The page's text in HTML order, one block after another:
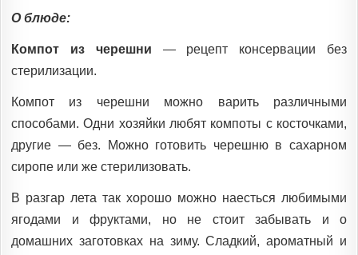
О блюде:
Компот из черешни — рецепт консервации без
стерилизации.
Компот из черешни можно варить различными
способами. Одни хозяйки любят компоты с косточками,
другие — без. Можно готовить черешню в сахарном
сиропе или же стерилизовать.
В разгар лета так хорошо можно наесться любимыми
ягодами и фруктами, но не стоит забывать и о
домашних заготовках на зиму. Сладкий, ароматный и